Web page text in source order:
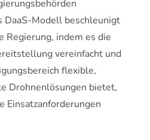
DaaS-Modell beschleunigt
Regierung, indem es die
vereinfacht und
flexible,
Drohnenlösungen bietet,
Einsatzanforderungen